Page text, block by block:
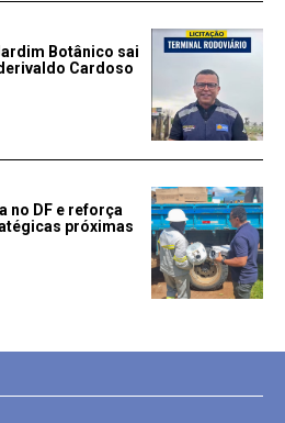
Botânico sai
Cardoso
no DF e reforça
próximas